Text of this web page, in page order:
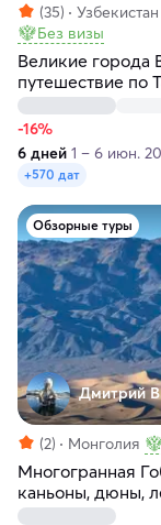
(35)
Узбекистан
Без визы
Великие города
путешествие по
Самарканду и
дней
-16%
6 дней 1 – 6 июн.
+570 дат
Обзорные туры
Дмитрий
(2) Монголия
Многогранная
каньоны, дюны,
сафари